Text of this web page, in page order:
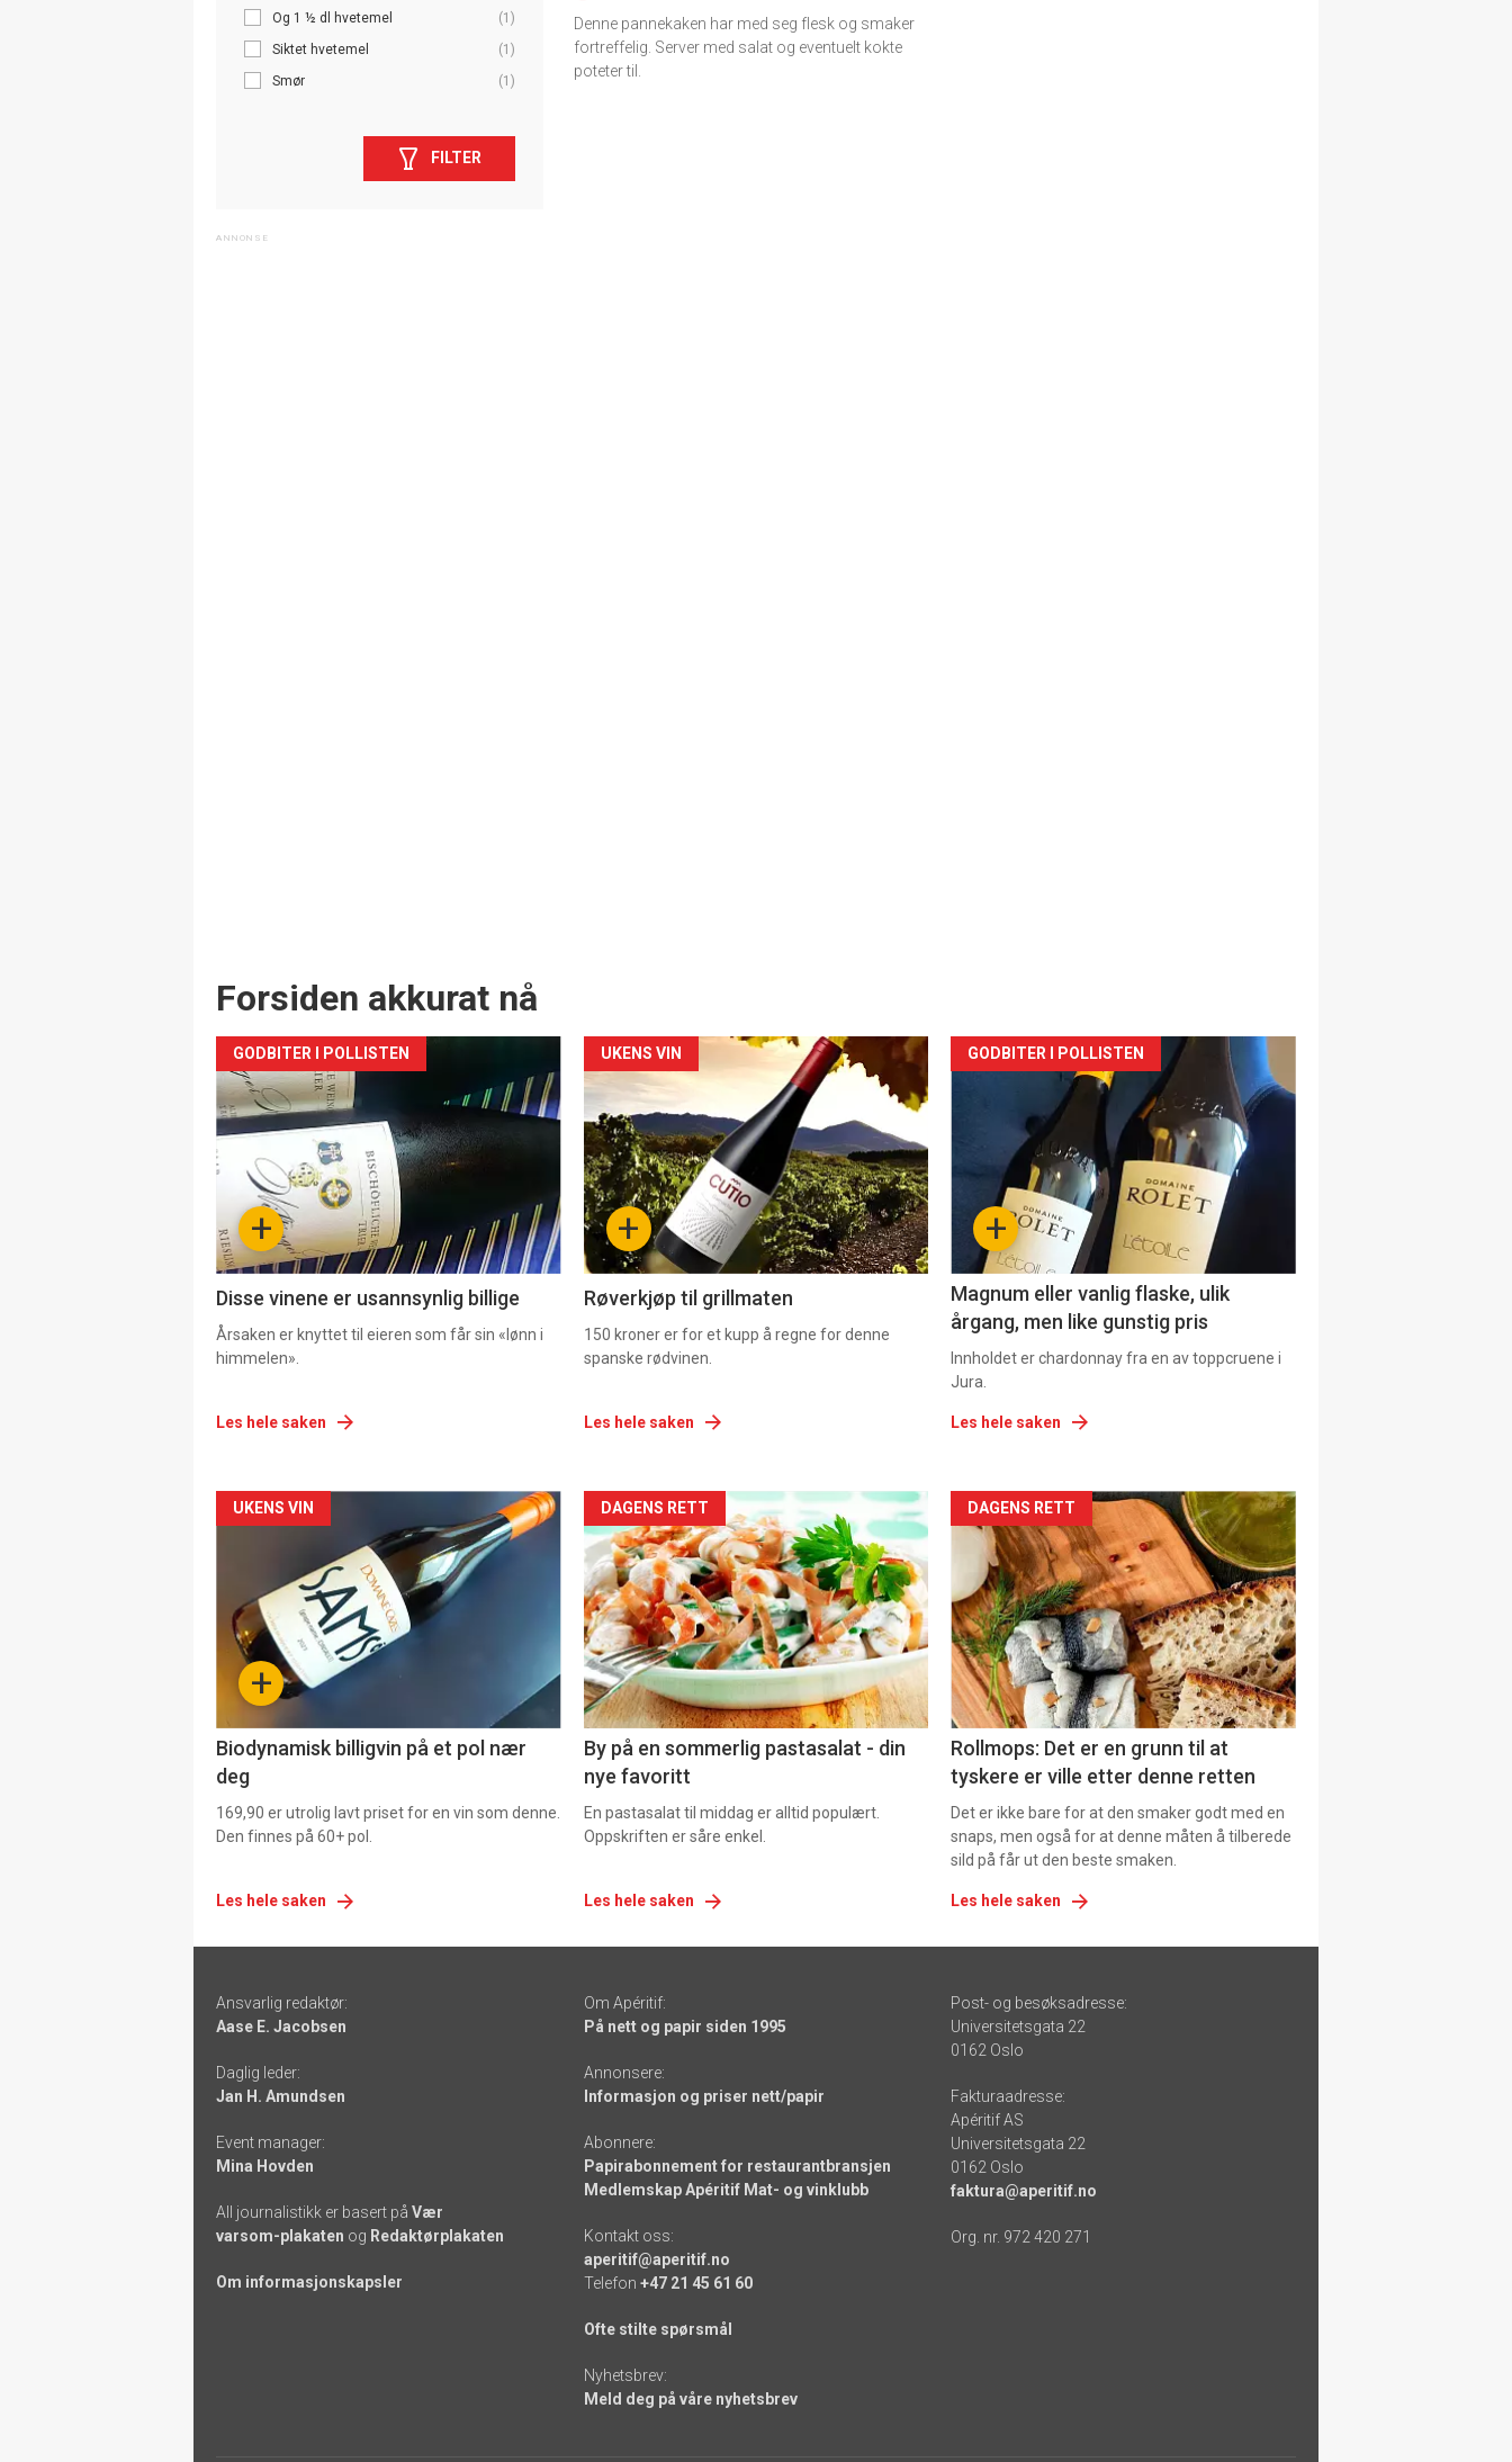
Og 1 ½ dl hvetemel
(1)
Siktet hvetemel
(1)
Smør
(1)
FILTER
Denne pannekaken har med seg flesk og smaker
fortreffelig. Server med salat og eventuelt kokte
poteter til.
Forsiden akkurat nå
+
GODBITER I POLLISTEN
Disse vinene er usannsynlig billige
Årsaken er knyttet til eieren som får sin «lønn i
himmelen».
Les hele saken
Forsiden
akkurat
nå
-
2 +
UKENS VIN
Røverkjøp til grillmaten
150 kroner er for et kupp å regne for denne
spanske rødvinen.
Les hele saken
Forsiden
akkurat
nå
+
GODBITER I POLLISTEN
Magnum eller vanlig flaske, ulik
årgang, men like gunstig pris
Innholdet er chardonnay fra en av toppcruene i
Jura.
Les hele saken
Forsiden
akkurat
nå
-
+
UKENS VIN
Biodynamisk billigvin på et pol nær
deg
169,90 er utrolig lavt priset for en vin som denne.
Den finnes på 60+ pol.
Les hele saken
Forsiden
akkurat
nå
-
5
DAGENS RETT
By på en sommerlig pastasalat - din
nye favoritt
En pastasalat til middag er alltid populært.
Oppskriften er såre enkel.
Les hele saken
Forsiden
akkurat
nå
-
6
DAGENS RETT
Rollmops: Det er en grunn til at
tyskere er ville etter denne retten
Det er ikke bare for at den smaker godt med en
snaps, men også for at denne måten å tilberede
sild på får ut den beste smaken.
Les hele saken
-
links
Ansvarlig redaktør:
Aase E. Jacobsen
Daglig leder:
Jan H. Amundsen
Event manager:
Mina Hovden
All journalistikk er basert på Vær
varsom-plakaten og Redaktørplakaten
Om informasjonskapsler
Om Apéritif:
På nett og papir siden 1995
Annonsere:
Informasjon og priser nett/papir
Abonnere:
Papirabonnement for restaurantbransjen
Medlemskap Apéritif Mat- og vinklubb
Kontakt oss:
aperitif@aperitif.no
Telefon +47 21 45 61 60
Ofte stilte spørsmål
Nyhetsbrev:
Meld deg på våre nyhetsbrev
Post- og besøksadresse:
Universitetsgata 22
0162 Oslo
Fakturaadresse:
Apéritif AS
Universitetsgata 22
0162 Oslo
faktura@aperitif.no
Org. nr. 972 420 271